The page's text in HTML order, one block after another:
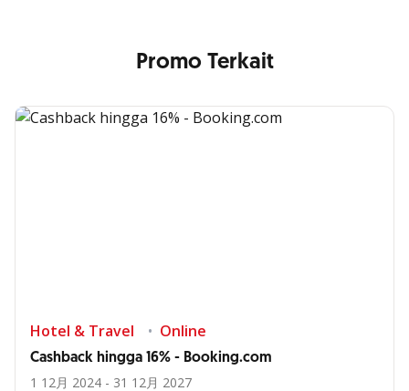
Promo Terkait
Hotel & Travel Online
Cashback hingga 16% - Booking.com
1 12月 2024 - 31 12月 2027